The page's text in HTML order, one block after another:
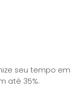
seu tempo em
até 35%.